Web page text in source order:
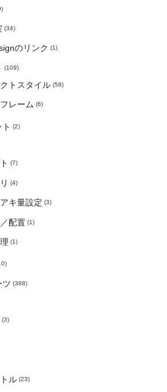
(34)
のリンク (1)
(109)
トスタイル (58)
レーム (6)
(2)
(7)
(4)
キ量設定 (3)
配置 (1)
(1)
ツ (388)
(3)
ル (23)